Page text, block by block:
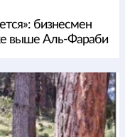
бизнесмен
выше Аль-Фараби